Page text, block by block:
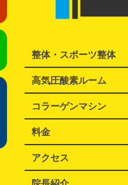
整体・スポーツ整体
高気圧酸素ルーム
コラーゲンマシン
料金
アクセス